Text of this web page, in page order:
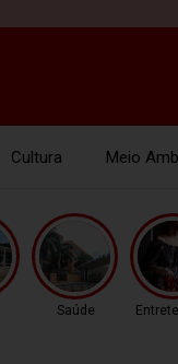
Cultura Meio
Saúde